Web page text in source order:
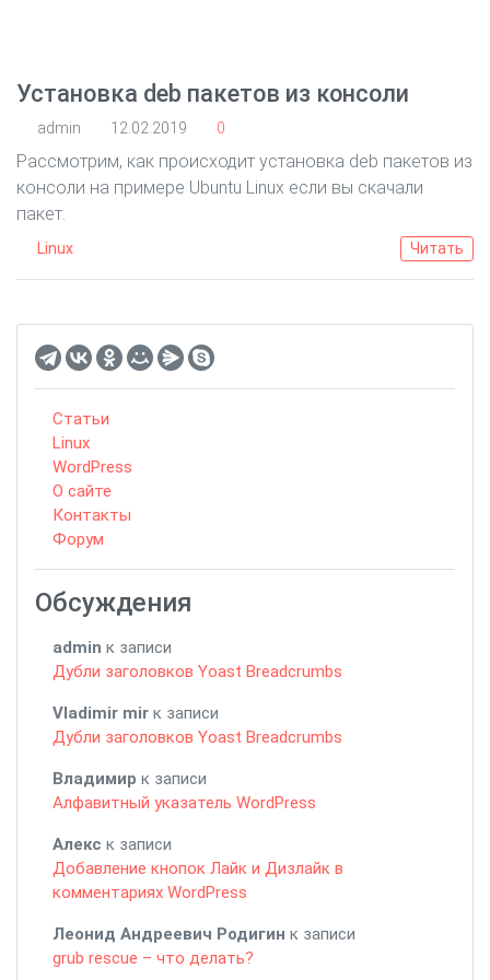
Установка deb пакетов из консоли
admin 12.02.2019 0
Рассмотрим, как происходит установка deb пакетов из
консоли на примере Ubuntu Linux если вы скачали
пакет.
Linux Читать
Статьи
Linux
WordPress
О сайте
Контакты
Форум
Обсуждения
admin к записи
Дубли заголовков Yoast Breadcrumbs
Vladimir mir к записи
Дубли заголовков Yoast Breadcrumbs
Владимир к записи
Алфавитный указатель WordPress
Алекс к записи
Добавление кнопок Лайк и Дизлайк в
комментариях WordPress
Леонид Андреевич Родигин к записи
grub rescue – что делать?